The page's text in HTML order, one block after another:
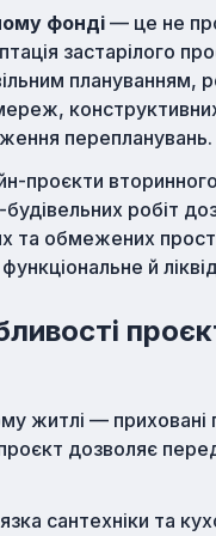
фонді— це не
застарілого
перепланувань.
проєкти
робіт
та обмежених
й
житлі — приховані
дозволяє
сантехніки та